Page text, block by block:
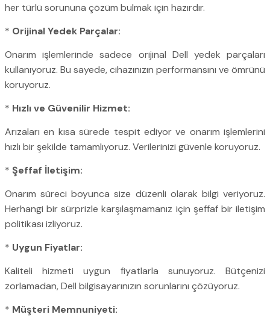
her türlü sorununa çözüm bulmak için hazırdır.
* Orijinal Yedek Parçalar:
Onarım işlemlerinde sadece orijinal Dell yedek parçaları
kullanıyoruz. Bu sayede, cihazınızın performansını ve ömrünü
koruyoruz.
* Hızlı ve Güvenilir Hizmet:
Arızaları en kısa sürede tespit ediyor ve onarım işlemlerini
hızlı bir şekilde tamamlıyoruz. Verilerinizi güvenle koruyoruz.
* Şeffaf İletişim:
Onarım süreci boyunca size düzenli olarak bilgi veriyoruz.
Herhangi bir sürprizle karşılaşmamanız için şeffaf bir iletişim
politikası izliyoruz.
* Uygun Fiyatlar:
Kaliteli hizmeti uygun fiyatlarla sunuyoruz. Bütçenizi
zorlamadan, Dell bilgisayarınızın sorunlarını çözüyoruz.
* Müşteri Memnuniyeti: